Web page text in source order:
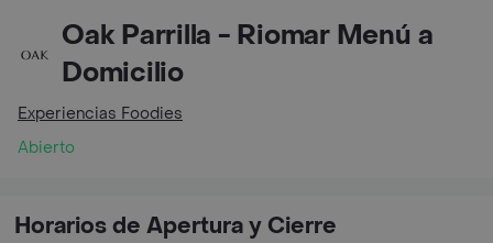
Oak Parrilla - Riomar Menú a
Domicilio
Experiencias Foodies
Abierto
Horarios de Apertura y Cierre